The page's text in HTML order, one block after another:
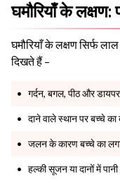
घमौरियाँ के
घमौरियाँ के लक्षण सिर्फ
दिखते हैं –
गर्दन, बगल, पीठ और
दाने वाले स्थान पर बच्चे
जलन के कारण बच्चे का
हल्की सूजन या दानों में